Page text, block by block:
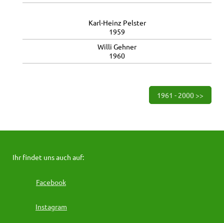
Karl-Heinz Pelster
1959
Willi Gehner
1960
1961 - 2000 >>
Ihr findet uns auch auf:
Facebook
Instagram